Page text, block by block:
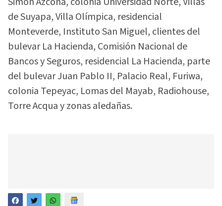
de Suyapa, Villa Olímpica, residencial
Monteverde, Instituto San Miguel, clientes del
bulevar La Hacienda, Comisión Nacional de
Bancos y Seguros, residencial La Hacienda, parte
del bulevar Juan Pablo II, Palacio Real, Furiwa,
colonia Tepeyac, Lomas del Mayab, Radiohouse,
Torre Acqua y zonas aledañas.